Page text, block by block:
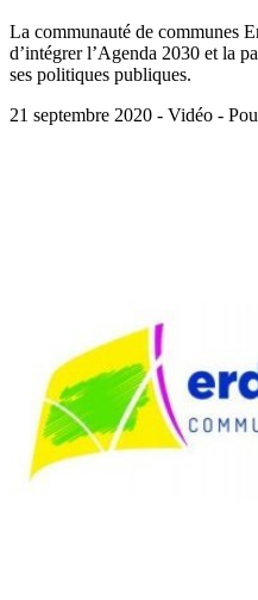
La communauté de communes
d’intégrer l’Agenda 2030 et la
ses politiques publiques.
21 septembre 2020 - Vidéo -